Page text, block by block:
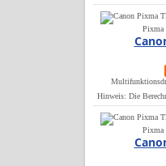
Pixma
Hinweis: Die
Pixma